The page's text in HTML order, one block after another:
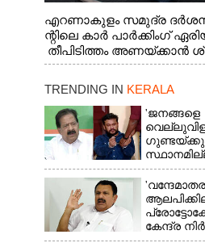
എറണാകുളം സമുദ്ര ദർശൻ
ന്റിലെ കാർ പാർക്കിംഗ്
തീപിടിത്തം അണയ്ക്കാൻ
ഫോഴ്സ് ഉദ്യോഗസ്ഥർ
TRENDING IN KERALA
'ജനങ്ങളെ
കേന്ദ്ര
കെ